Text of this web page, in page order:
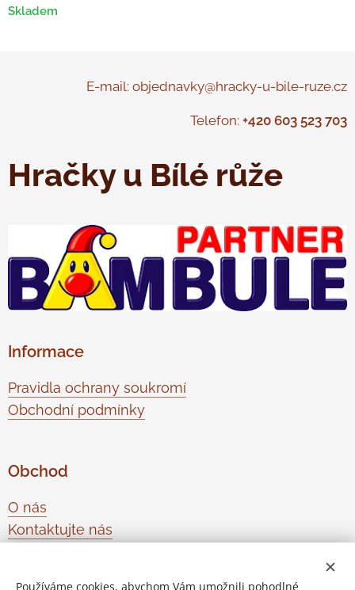
Skladem
E-mail: objednavky@hracky-u-bile-ruze.cz
Telefon: +420 603 523 703
Hračky u Bílé růže
Informace
Pravidla ochrany soukromí
Obchodní podmínky
Obchod
O nás
Kontaktujte nás
Používáme cookies, abychom Vám umožnili pohodlné